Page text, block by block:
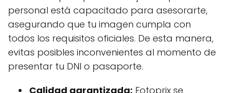
personal está capacitado para asesorarte,
asegurando que tu imagen cumpla con
todos los requisitos oficiales. De esta manera,
evitas posibles inconvenientes al momento de
presentar tu DNI o pasaporte.
Calidad garantizada: Fotoprix se